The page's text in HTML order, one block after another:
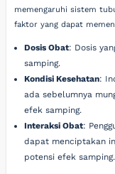
memengaruhi sistem
faktor yang dapat
Dosis Obat: Dosis
samping.
Kondisi Kesehatan:
ada sebelumnya
efek samping.
Interaksi Obat:
dapat menciptakan
potensi efek samping.